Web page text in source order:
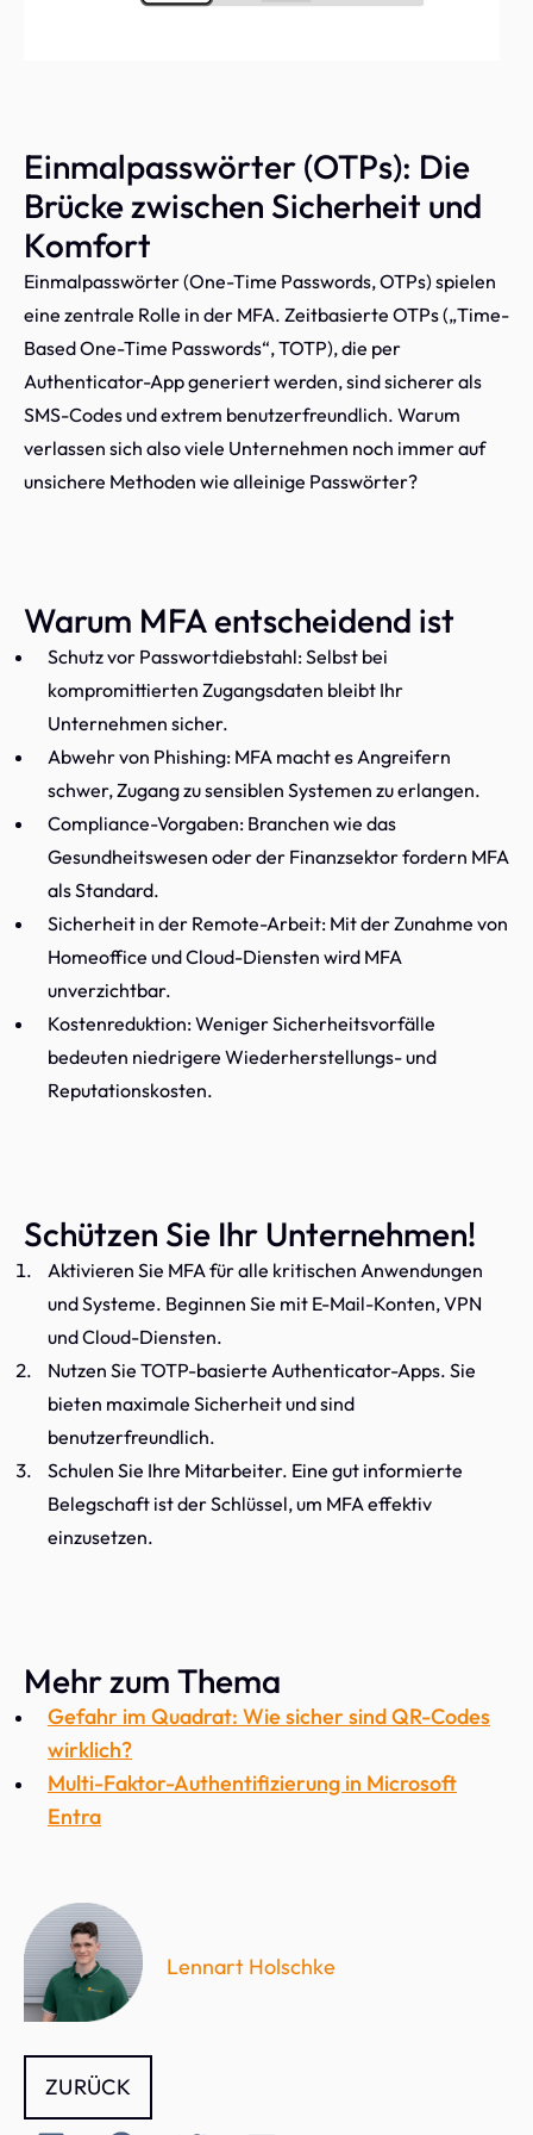
Einmalpasswörter (OTPs): Die
Brücke zwischen Sicherheit und
Komfort
Einmalpasswörter (One-Time Passwords, OTPs) spielen
eine zentrale Rolle in der MFA. Zeitbasierte OTPs („Time-
Based One-Time Passwords“, TOTP), die per
Authenticator-App generiert werden, sind sicherer als
SMS-Codes und extrem benutzerfreundlich. Warum
verlassen sich also viele Unternehmen noch immer auf
unsichere Methoden wie alleinige Passwörter?
Warum MFA entscheidend ist
Schutz vor Passwortdiebstahl: Selbst bei
kompromittierten Zugangsdaten bleibt Ihr
Unternehmen sicher.
Abwehr von Phishing: MFA macht es Angreifern
schwer, Zugang zu sensiblen Systemen zu erlangen.
Compliance-Vorgaben: Branchen wie das
Gesundheitswesen oder der Finanzsektor fordern MFA
als Standard.
Sicherheit in der Remote-Arbeit: Mit der Zunahme von
Homeoffice und Cloud-Diensten wird MFA
unverzichtbar.
Kostenreduktion: Weniger Sicherheitsvorfälle
bedeuten niedrigere Wiederherstellungs- und
Reputationskosten.
Schützen Sie Ihr Unternehmen!
Aktivieren Sie MFA für alle kritischen Anwendungen
und Systeme. Beginnen Sie mit E-Mail-Konten, VPN
und Cloud-Diensten.
Nutzen Sie TOTP-basierte Authenticator-Apps. Sie
bieten maximale Sicherheit und sind
benutzerfreundlich.
Schulen Sie Ihre Mitarbeiter. Eine gut informierte
Belegschaft ist der Schlüssel, um MFA effektiv
einzusetzen.
Mehr zum Thema
Gefahr im Quadrat: Wie sicher sind QR-Codes
wirklich?
Multi-Faktor-Authentifizierung in Microsoft
Entra
Lennart Holschke
ZURÜCK